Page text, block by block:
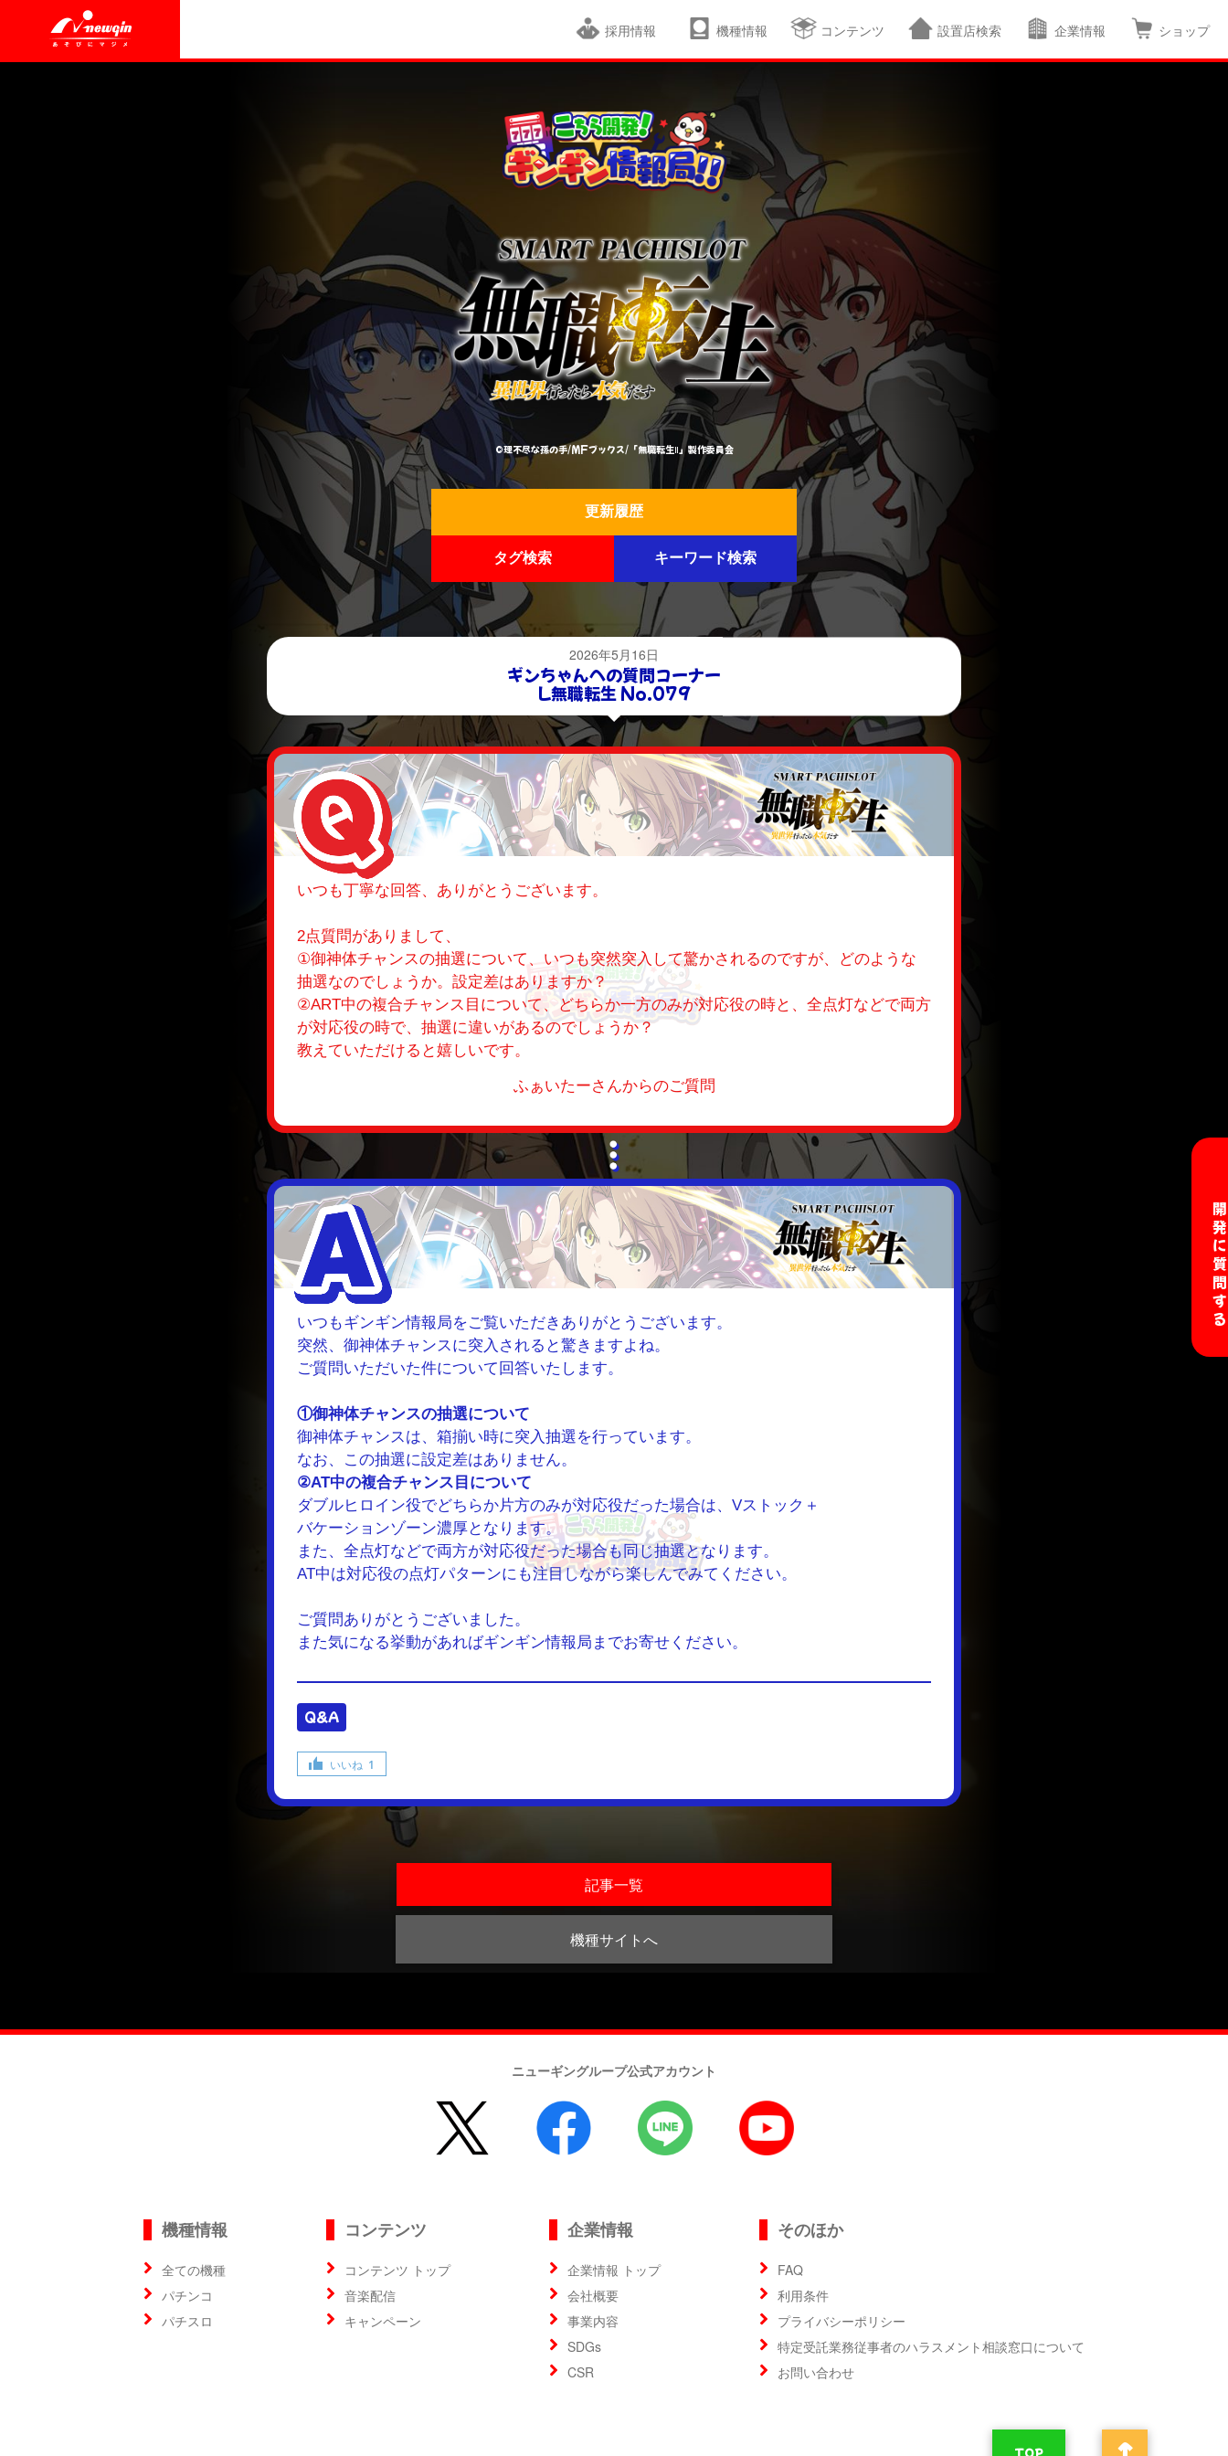
採用情報 機種情報 コンテンツ 設置店検索 企業情報 ショップ
©理不尽な孫の手/MFブックス/「無職転生Ⅱ」製作委員会
更新履歴
タグ検索 キーワード検索
2026年5月16日
ギンちゃんへの質問コーナー
L無職転生 No.079
いつも丁寧な回答、ありがとうございます。
2点質問がありまして、
①御神体チャンスの抽選について、いつも突然突入して驚かされるのですが、どのような
抽選なのでしょうか。設定差はありますか？
②ART中の複合チャンス目について、どちらか一方のみが対応役の時と、全点灯などで両方
が対応役の時で、抽選に違いがあるのでしょうか？
教えていただけると嬉しいです。
ふぁいたーさんからのご質問
いつもギンギン情報局をご覧いただきありがとうございます。
突然、御神体チャンスに突入されると驚きますよね。
ご質問いただいた件について回答いたします。
①御神体チャンスの抽選について
御神体チャンスは、箱揃い時に突入抽選を行っています。
なお、この抽選に設定差はありません。
②AT中の複合チャンス目について
ダブルヒロイン役でどちらか片方のみが対応役だった場合は、Vストック＋
バケーションゾーン濃厚となります。
また、全点灯などで両方が対応役だった場合も同じ抽選となります。
AT中は対応役の点灯パターンにも注目しながら楽しんでみてください。
ご質問ありがとうございました。
また気になる挙動があればギンギン情報局までお寄せください。
Q&A
いいね 1
記事一覧
機種サイトへ
TOP
開発に
ニューギングループ公式アカウント
機種情報
全ての機種
パチンコ
パチスロ
コンテンツ
コンテンツ トップ
音楽配信
キャンペーン
企業情報
企業情報 トップ
会社概要
事業内容
SDGs
CSR
そのほか
FAQ
利用条件
プライバシーポリシー
特定受託業務従事者のハラスメント相談窓口について
お問い合わせ